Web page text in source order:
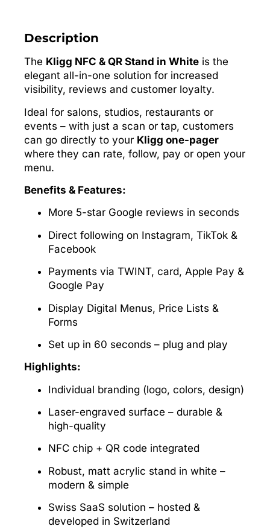
Description
The Kligg NFC & QR Stand in White is the
elegant all-in-one solution for increased
visibility, reviews and customer loyalty.
Ideal for salons, studios, restaurants or
events – with just a scan or tap, customers
can go directly to your Kligg one-pager
where they can rate, follow, pay or open your
menu.
Benefits & Features:
More 5-star Google reviews in seconds
Direct following on Instagram, TikTok &
Facebook
Payments via TWINT, card, Apple Pay &
Google Pay
Display Digital Menus, Price Lists &
Forms
Set up in 60 seconds – plug and play
Highlights:
Individual branding (logo, colors, design)
Laser-engraved surface – durable &
high-quality
NFC chip + QR code integrated
Robust, matt acrylic stand in white –
modern & simple
Swiss SaaS solution – hosted &
developed in Switzerland